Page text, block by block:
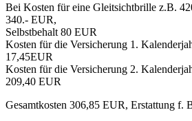
Bei Kosten für eine Gleitsichtbrille z.B.
340.- EUR,
Selbstbehalt 80 EUR
Kosten für die Versicherung 1.
17,45EUR
Kosten für die Versicherung 2.
209,40 EUR
Gesamtkosten 306,85 EUR, Erstattung f.